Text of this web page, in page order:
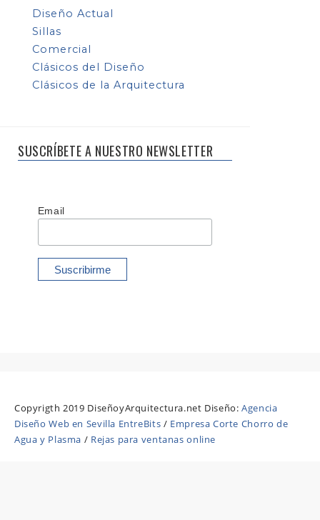
Diseño Actual
Sillas
Comercial
Clásicos del Diseño
Clásicos de la Arquitectura
SUSCRÍBETE A NUESTRO NEWSLETTER
Email
Copyrigth 2019 DiseñoyArquitectura.net Diseño:Agencia
Diseño Web en Sevilla EntreBits / Empresa Corte Chorro de
Agua y Plasma / Rejas para ventanas online